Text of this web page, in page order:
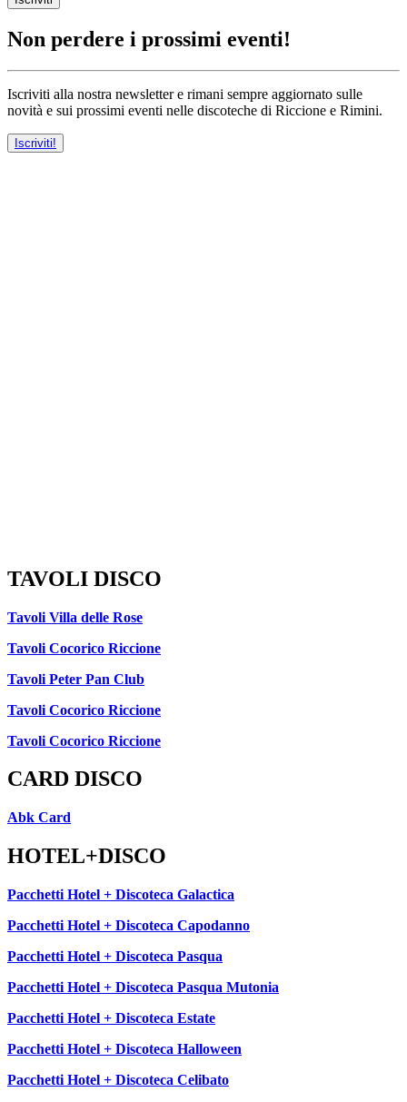
Non perdere i prossimi eventi!
Iscriviti alla nostra newsletter e rimani sempre aggiornato sulle
novità e sui prossimi eventi nelle discoteche di Riccione e Rimini.
Iscriviti!
TAVOLI DISCO
Tavoli Villa delle Rose
Tavoli Cocorico Riccione
Tavoli Peter Pan Club
Tavoli Cocorico Riccione
Tavoli Cocorico Riccione
CARD DISCO
Abk Card
HOTEL+DISCO
Pacchetti Hotel + Discoteca Galactica
Pacchetti Hotel + Discoteca Capodanno
Pacchetti Hotel + Discoteca Pasqua
Pacchetti Hotel + Discoteca Pasqua Mutonia
Pacchetti Hotel + Discoteca Estate
Pacchetti Hotel + Discoteca Halloween
Pacchetti Hotel + Discoteca Celibato